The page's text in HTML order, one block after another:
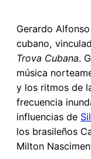
Gerardo
cubano,
Trova Cubana.
música
y los ritmos de
frecuencia
influencias de
los brasileños
Milton